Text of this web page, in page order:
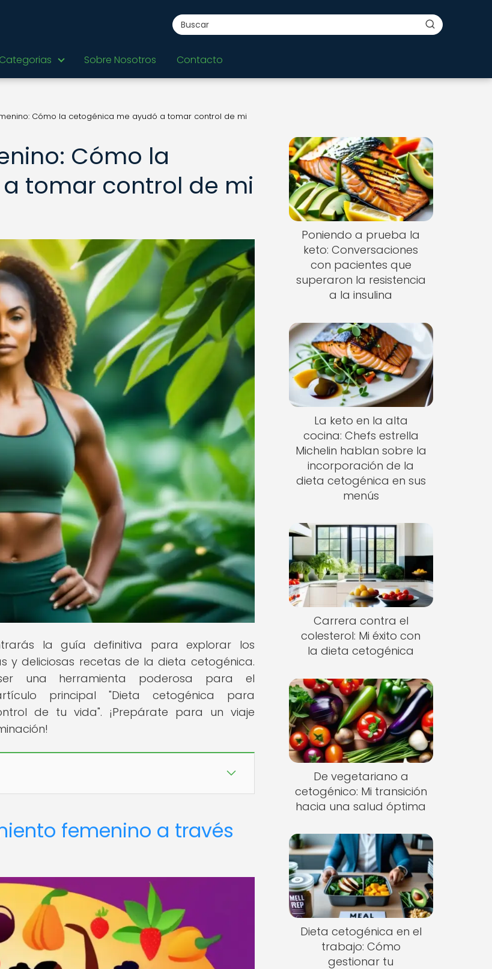
Categorias Sobre Nosotros Contacto
Cómo la cetogénica me ayudó a tomar control de mi
Cómo la
tomar control de mi
la guía definitiva para explorar los
y deliciosas recetas de la dieta cetogénica.
una herramienta poderosa para el
principal "Dieta cetogénica para
de tu vida". ¡Prepárate para un viaje
femenino a través
Poniendo a prueba la
keto: Conversaciones
con pacientes que
superaron la resistencia
a la insulina
La keto en la alta
cocina: Chefs estrella
Michelin hablan sobre la
incorporación de la
dieta cetogénica en sus
menús
Carrera contra el
colesterol: Mi éxito con
la dieta cetogénica
De vegetariano a
cetogénico: Mi transición
hacia una salud óptima
Dieta cetogénica en el
trabajo: Cómo
gestionar tu